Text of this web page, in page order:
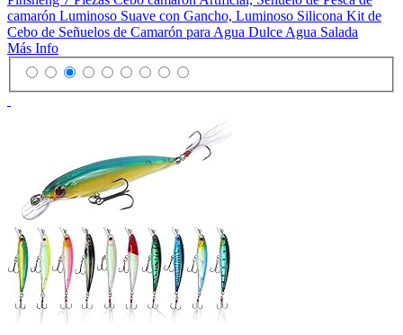
camarón Luminoso Suave con Gancho, Luminoso Silicona Kit de
Cebo de Señuelos de Camarón para Agua Dulce Agua Salada
Más Info